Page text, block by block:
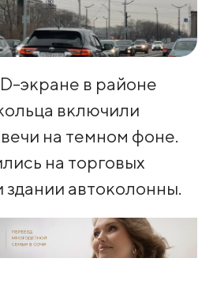
экране в районе
включили
на темном фоне.
на торговых
автоколонны.